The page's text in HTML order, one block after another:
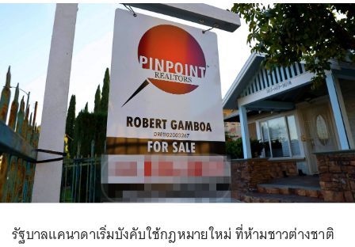
รัฐบาลแคนาดาเริ่มบังคับใช้กฎหมายใหม่ ที่ห้ามชาวต่างชาติ